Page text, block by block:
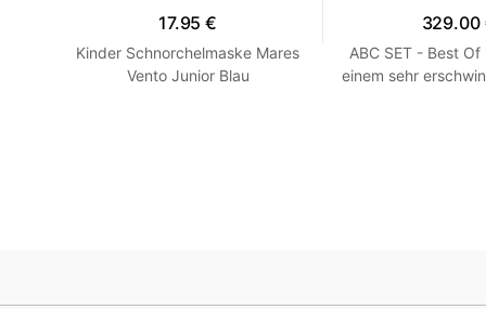
17.95 €
Kinder Schnorchelmaske Mares
Vento Junior Blau
329.00
ABC SET - Best Of
einem sehr